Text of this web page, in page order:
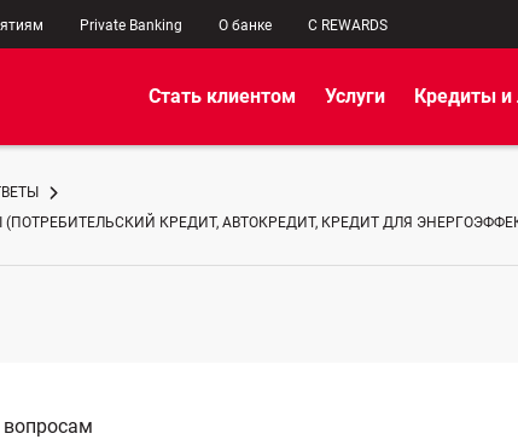
Private Banking О банке C REWARDS
Стать клиентом Услуги Кредиты и
(ПОТРЕБИТЕЛЬСКИЙ КРЕДИТ, АВТОКРЕДИТ, КРЕДИТ ДЛЯ
вопросам